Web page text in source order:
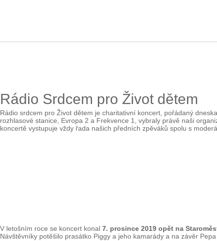
Rádio Srdcem pro Život dětem
Rádio srdcem pro Život dětem je charitativní koncert, pořádaný
rozhlasové stanice, Evropa 2 a Frekvence 1, vybraly právě naši
koncertě vystupuje vždy řada našich předních zpěváků spolu s
V letošním roce se koncert konal 7. prosince 2019 opět na
Návštěvníky potěšilo prasátko Piggy a jeho kamarády a na závěr